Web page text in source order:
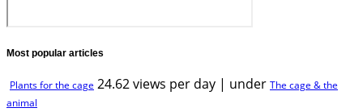
Most popular articles
Plants for the cage 24.62 views per day | under The cage & the
animal